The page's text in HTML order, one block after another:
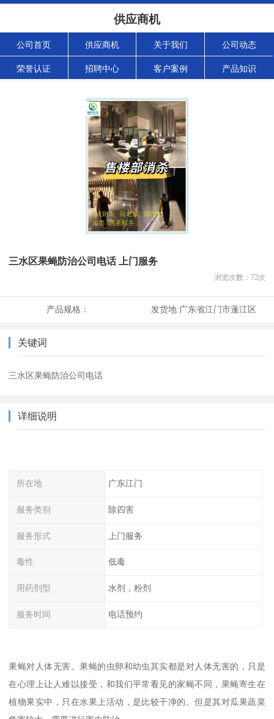
供应商机
公司首页 供应商机 关于我们 公司动态
荣誉认证 招聘中心 客户案例 产品知识
三水区果蝇防治公司电话 上门服务
浏览次数： 72次
产品规格： 发货地:广东省江门市蓬江区
关键词
三水区果蝇防治公司电话
详细说明
所在地 广东江门
服务类别 除四害
服务形式 上门服务
毒性 低毒
用药剂型 水剂，粉剂
服务时间 电话预约
果蝇对人体无害。果蝇的虫卵和幼虫其实都是对人体无害的，只是
在心理上让人难以接受，和我们平常看见的家蝇不同，果蝇寄生在
植物果实中，只在水果上活动，是比较干净的。但是其对瓜果蔬菜